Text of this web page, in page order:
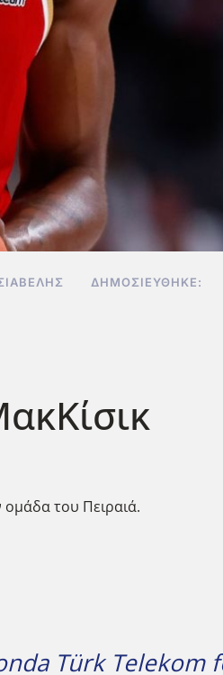
ΔΗΜΟΣΙΕΎΘΗΚΕ:
ομάδα του Πειραιά.
Türk Telekom